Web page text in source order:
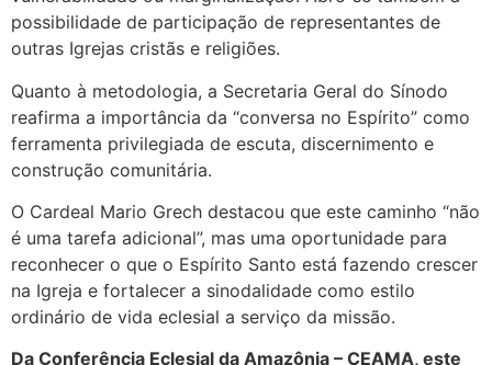
possibilidade de participação de representantes de
outras Igrejas cristãs e religiões.
Quanto à metodologia, a Secretaria Geral do Sínodo
reafirma a importância da “conversa no Espírito” como
ferramenta privilegiada de escuta, discernimento e
construção comunitária.
O Cardeal Mario Grech destacou que este caminho “não
é uma tarefa adicional”, mas uma oportunidade para
reconhecer o que o Espírito Santo está fazendo crescer
na Igreja e fortalecer a sinodalidade como estilo
ordinário de vida eclesial a serviço da missão.
Da Conferência Eclesial da Amazônia – CEAMA, este